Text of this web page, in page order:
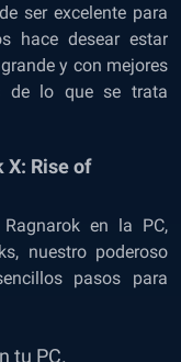
ser excelente para
hace desear estar
y con mejores
de lo que se trata
X: Rise of
en la PC,
nuestro poderoso
pasos para
tu PC.